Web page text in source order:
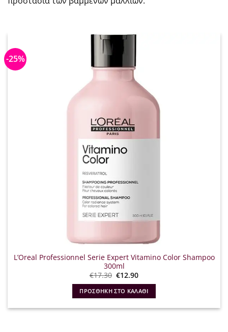
-25%
L’Oreal Professionnel Serie Expert Vitamino Color Shampoo
300ml
€17.30 Original
was:
€17.30.
€12.90Η
τιμή
είναι:
€12.90.
ΠΡΟΣΘΉΚΗ ΣΤΟ ΚΑΛΆΘΙ